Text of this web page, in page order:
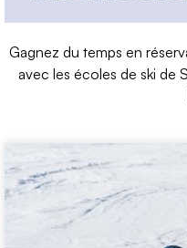
Gagnez du temps en
avec les écoles de ski de